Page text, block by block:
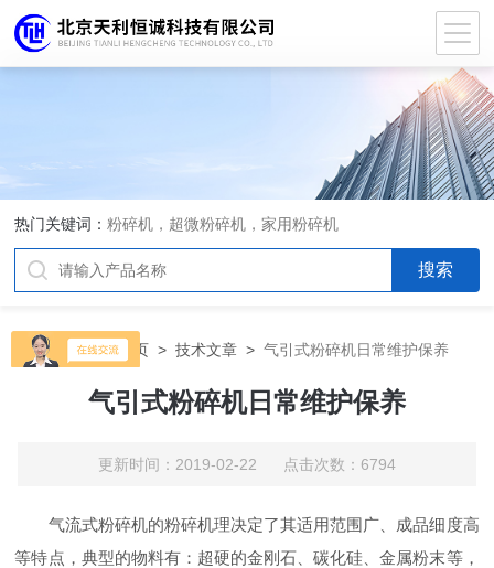
热门关键词：粉碎机，超微粉碎机，家用粉碎机
当前位置：首页 >技术文章 >气引式粉碎机日常维护保养
气引式粉碎机日常维护保养
更新时间：2019-02-22 点击次数：6794
气流式粉碎机的粉碎机理决定了其适用范围广、成品细度高
等特点，典型的物料有：超硬的金刚石、碳化硅、金属粉末等，